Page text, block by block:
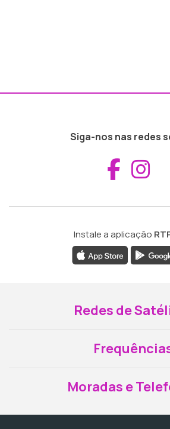
Siga-nos nas redes
Instale a aplicação
Redes de
Moradas e